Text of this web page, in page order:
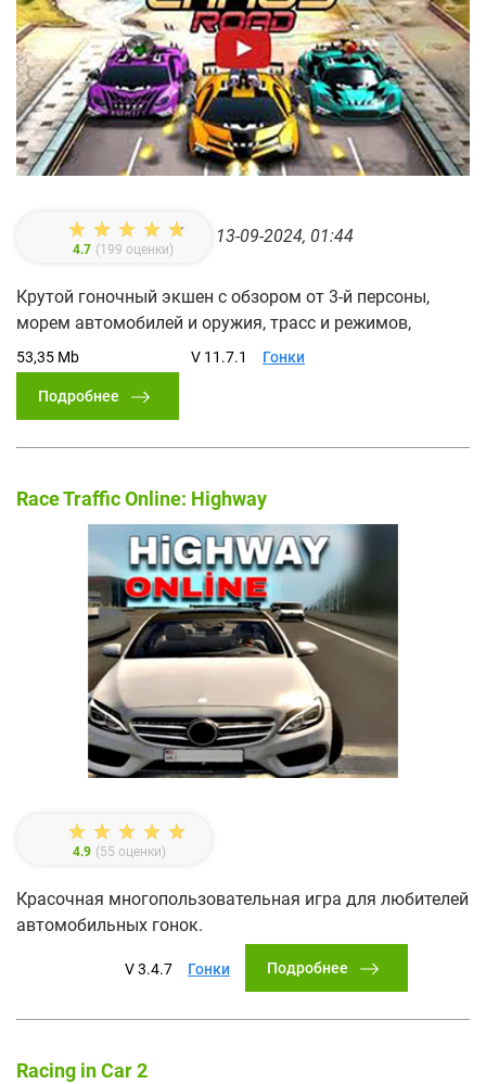
4.7 (199 оценки)
13-09-2024, 01:44
Крутой гоночный экшен с обзором от 3-й персоны,
морем автомобилей и оружия, трасс и режимов,
53,35 Mb V 11.7.1 Гонки
Подробнее
Race Traffic Online: Highway
4.9 (55 оценки)
Красочная многопользовательная игра для любителей
автомобильных гонок.
V 3.4.7 Гонки Подробнее
Racing in Car 2